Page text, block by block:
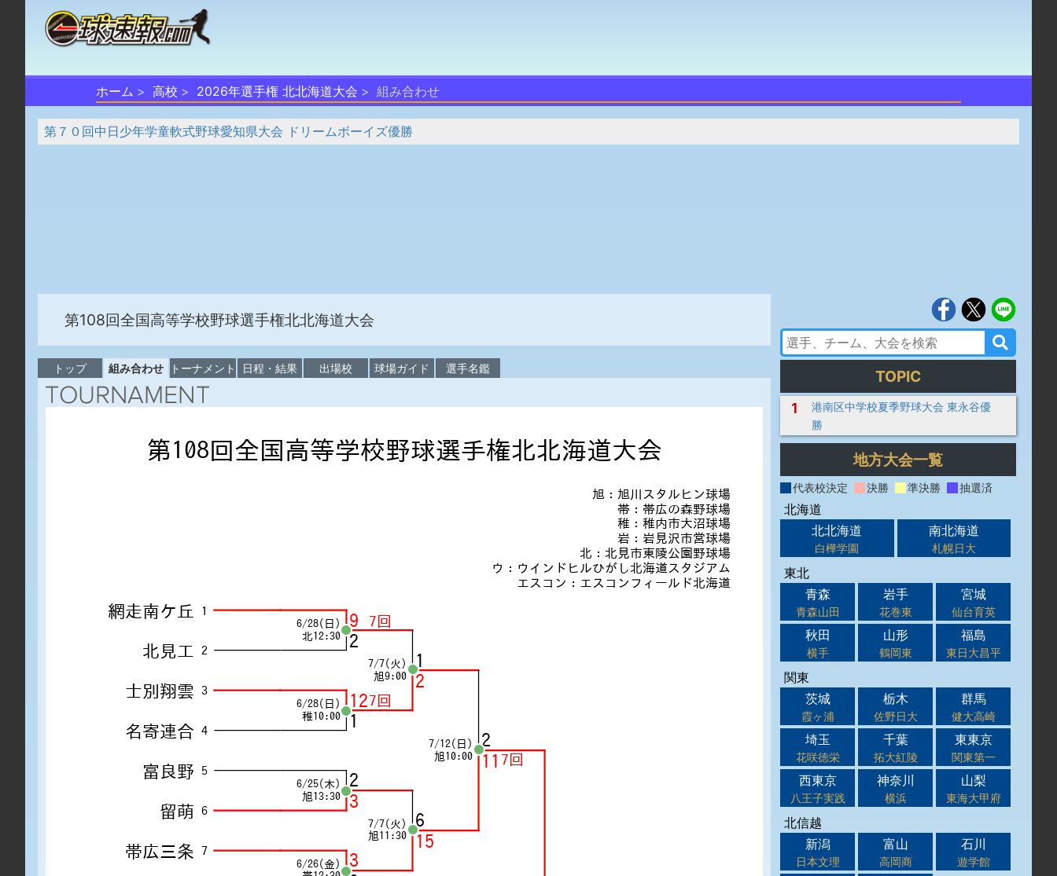
ホーム 高校 2026年選手権 北北海道大会 組み合わせ
第７０回中日少年学童軟式野球愛知県大会 ドリームボーイズ優勝
第108回全国高等学校野球選手権北北海道大会
トップ 組み合わせ トーナメント 日程・結果 出場校 球場ガイド 選手名鑑 TOPIC
1
港南区中学校夏季野球大会 東永谷優
勝
地方大会一覧
代表校決定 決勝 準決勝 抽選済
北海道
北北海道
白樺学園
南北海道
札幌日大
東北
青森
青森山田
岩手
花巻東
宮城
仙台育英
秋田
横手
山形
鶴岡東
福島
東日大昌平
関東
茨城
霞ヶ浦
栃木
佐野日大
群馬
健大高崎
埼玉
花咲徳栄
千葉
拓大紅陵
東東京
関東第一
西東京
八王子実践
神奈川
横浜
山梨
東海大甲府
北信越
新潟
日本文理
富山
高岡商
石川
遊学館